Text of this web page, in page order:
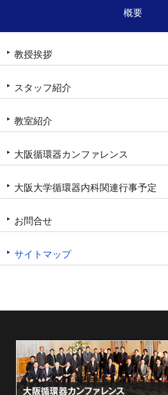
概要
教授挨拶
スタッフ紹介
教室紹介
大阪循環器カンファレンス
大阪大学循環器内科関連行事予定
お問合せ
サイトマップ